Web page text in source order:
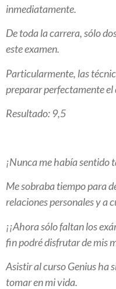
inmediatamente.
De toda la carrera, sólo
este examen.
Particularmente, las
preparar perfectamente el
Resultado: 9,5
¡Nunca me había sentido
Me sobraba tiempo para
relaciones personales y a
¡¡Ahora sólo faltan los
fin podré disfrutar de mis
Asistir al curso Genius ha
tomar en mi vida.